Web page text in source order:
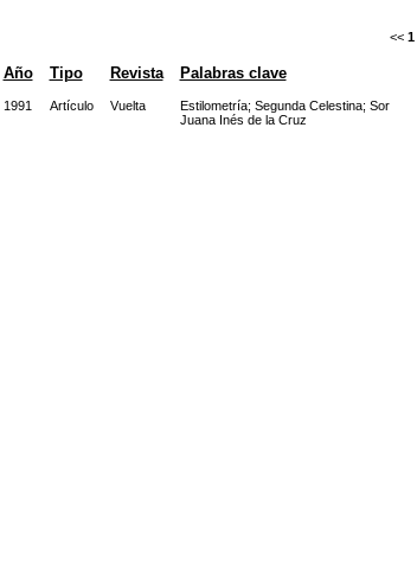
<< 1
Año Tipo Revista Palabras clave
1991 Artículo Vuelta Estilometría; Segunda Celestina; Sor
Juana Inés de la Cruz